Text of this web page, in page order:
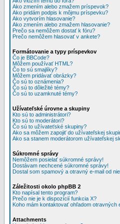
Ako zmením alebo zmažem príspevok?
Ako pridám podpis k môjmu príspevku?
Ako vytvorím hlasovanie?
Ako zmením alebo zmažem hlasovanie?
Prečo sa nemôžem dostať k fóru?
Prečo nemôžem hlasovať v ankete?
Formátovanie a typy príspevkov
Čo je BBCode?
Môžem používať HTML?
Čo to sú smajlíky?
Môžem pridávať obrázky?
Čo sú to oznámenia?
Čo sú to dôležité témy?
Čo sú to uzamknuté témy?
Užívateľské úrovne a skupiny
Kto sú to administrátori?
Kto sú to moderátori?
Čo sú to užívateťské skupiny?
Ako sa môžem zapojiť do užívateľskej
Ako sa stanem moderátorom užívateľskej
Súkromné správy
Nemôžem posielať súkromné správy!
Dostávam nechcené súkromné správy!
Dostal som spamový a otravný e-mail od
Záležitosti okolo phpBB 2
Kto napísal tento program?
Prečo nie je k dispozícií funkcia X?
Koho mám kontaktovať ohľadom
Attachments